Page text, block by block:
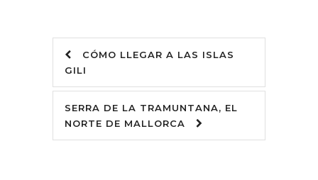
CÓMO LLEGAR A LAS ISLAS
GILI
SERRA DE LA TRAMUNTANA, EL
NORTE DE MALLORCA